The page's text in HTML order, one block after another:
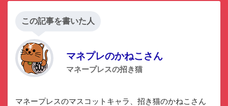
この記事を書いた人
マネプレのかねこさん
マネープレスの招き猫
マネープレスのマスコットキャラ、招き猫のかねこさん